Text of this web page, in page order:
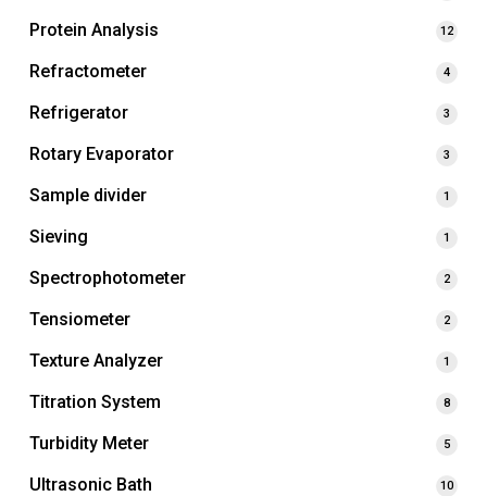
Protein Analysis 12
Refractometer 4
Refrigerator 3
Rotary Evaporator 3
Sample divider 1
Sieving 1
Spectrophotometer 2
Tensiometer 2
Texture Analyzer 1
Titration System 8
Turbidity Meter 5
Ultrasonic Bath 10